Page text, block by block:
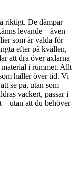
riktigt. De dämpar
levande – även
som är valda för
efter på kvällen,
att dra över axlarna
i rummet. Allt
håller över tid. Vi
se på, utan som
vackert, passar i
– utan att du behöver